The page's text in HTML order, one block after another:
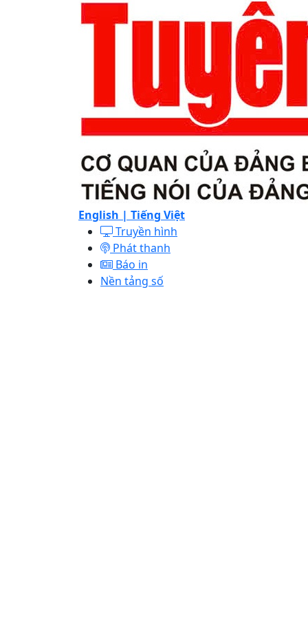
English | Tiếng Việt
Truyền hình
Phát thanh
Báo in
Nền tảng số